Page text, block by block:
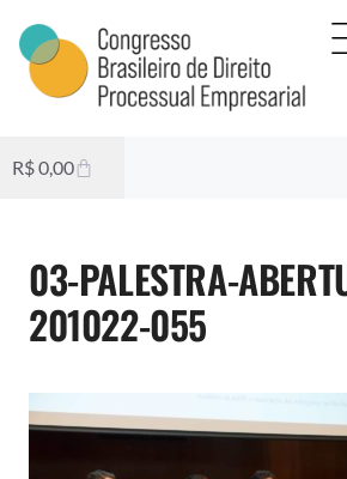
R$0,00
03-PALESTRA-
201022-055